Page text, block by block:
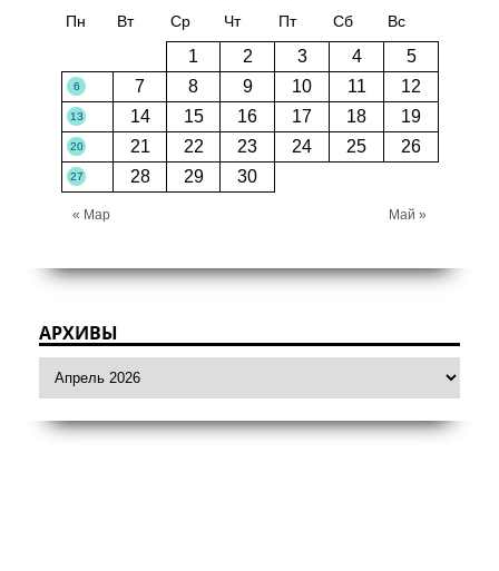
Пн Вт Ср Чт Пт Сб Вс
1 2 3 4 5
6 7 8 9 10 11 12
13 14 15 16 17 18 19
20 21 22 23 24 25 26
27 28 29 30
« Мар Май »
АРХИВЫ